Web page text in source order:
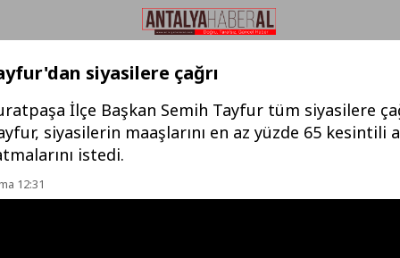
siyasilere çağrı
İlçe Başkan Semih Tayfur tüm siyasilere
siyasilerin maaşlarını en az yüzde 65 kesintili
istedi.
12:31